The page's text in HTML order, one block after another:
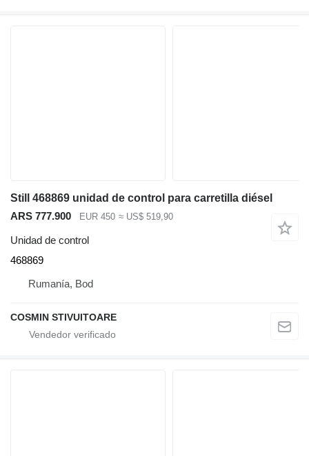
Still 468869 unidad de control para carretilla diésel
ARS 777.900
EUR 450 ≈ US$ 519,90
Unidad de control
468869
Rumanía, Bod
COSMIN STIVUITOARE